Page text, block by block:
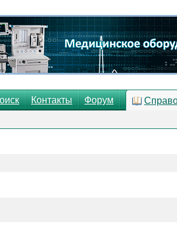
Контакты Форум